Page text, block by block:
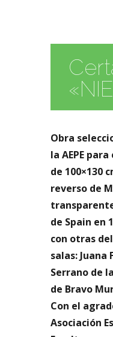
Obra
la AEPE
de 100×130
reverso de
de Spain en
con otras
salas: Juana
Serrano de
de Bravo
Con el
Asociación